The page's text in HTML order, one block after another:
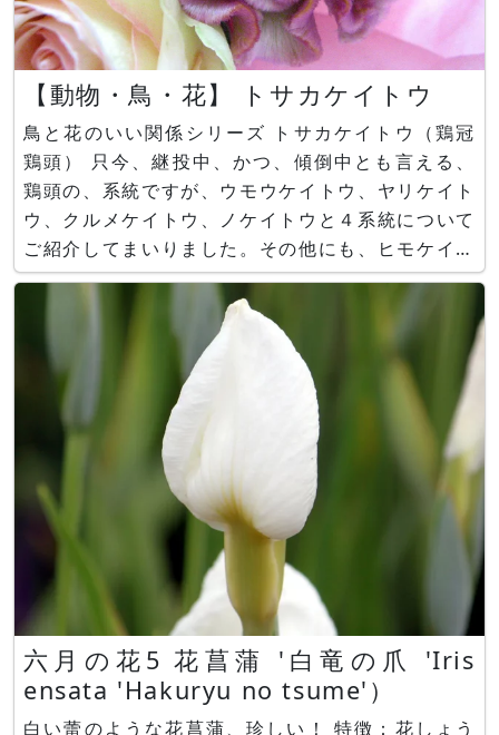
【動物・鳥・花】 トサカケイトウ
鳥と花のいい関係シリーズ トサカケイトウ（鶏冠
鶏頭） 只今、継投中、かつ、傾倒中とも言える、
鶏頭の、系統ですが、ウモウケイトウ、ヤリケイト
ウ、クルメケイトウ、ノケイトウと４系統について
ご紹介してまいりました。その他にも、ヒモケイト
ウやハケイトウ等のケイトウ属ではないけれども、
名前にケイトウが付く花もご紹介いたしました。で
も、何故か、肝心な、トサカケイトウを忘れていま
した。元々、ケイトウと言う花名は
六月の花5 花菖蒲 '白竜の爪 'Iris
ensata 'Hakuryu no tsume'）
白い蕾のような花菖蒲、珍しい！ 特徴：花しょう